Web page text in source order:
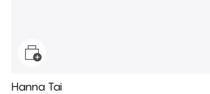
Hanna Tai